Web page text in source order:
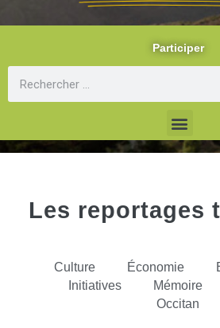
Participer
Les reportages
Culture Économie
Initiatives
Mémoire
Occitan